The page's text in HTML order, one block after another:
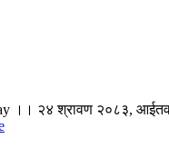
।। २४ श्रावण २०८३,